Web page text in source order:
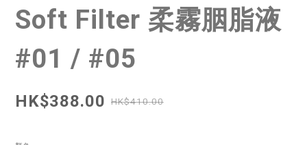
Soft Filter 柔霧胭脂液
#01 / #05
HK$388.00 HK$410.00